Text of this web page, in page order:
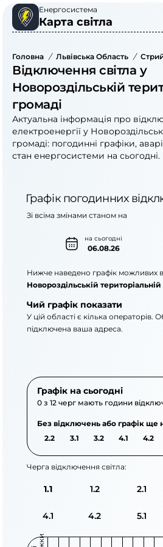
Енергосистема
Карта світла
Головна / Львівська Область /
Відключення світла у
Новороздільській
громаді
Актуальна інформація про
електроенергії у
громаді: погодинні графіки,
стан енергосистеми на сьогодні.
Графік погодинних
на сьогодні
06.08.26
Зі всіма змінами станом на
Нижче наведено графік можливих
Новороздільській територіальній
Чий графік показати
У цій області є кілька операторів.
підключена ваша адреса.
Графік на сьогодні
0 з 12 черг мають години
Без відключень або графік ще
2.2
3.1 3.2 4.1 4.2
Черга відключення світла:
1.1 1.2 2.1
4.1 4.2 5.1